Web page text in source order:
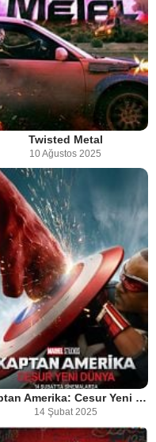
Twisted Metal
10 Ağustos 2025
Kaptan Amerika: Cesur Yeni Dünya
14 Şubat 2025